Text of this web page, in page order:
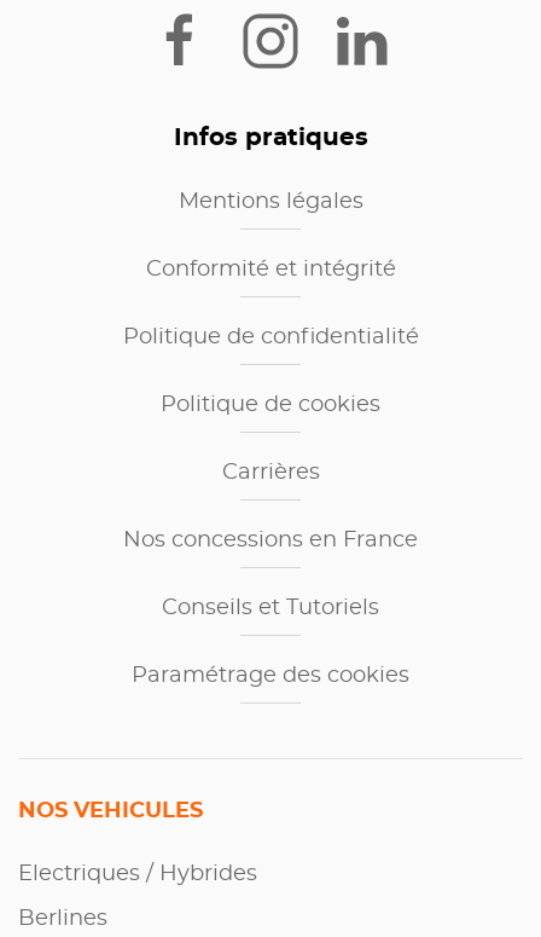
Infos pratiques
Mentions légales
Conformité et intégrité
Politique de confidentialité
Politique de cookies
Carrières
Nos concessions en France
Conseils et Tutoriels
Paramétrage des cookies
NOS VEHICULES
Electriques / Hybrides
Berlines